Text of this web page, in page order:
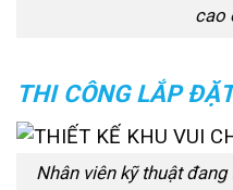
cao
THI CÔNG LẮP
Nhân viên kỹ thuật